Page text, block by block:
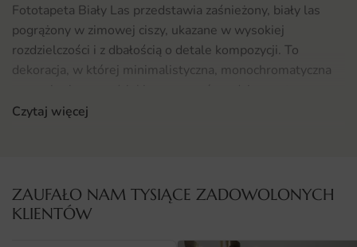
Fototapeta Biały Las przedstawia zaśnieżony, biały las
pogrążony w zimowej ciszy, ukazane w wysokiej
rozdzielczości i z dbałością o detale kompozycji. To
dekoracja, w której minimalistyczna, monochromatyczna
wyrazistości i przyciąga uwagę.
dodatkami, tekstyliami i oświetleniem, dopełniając
wybrany styl wnętrzarski.
Gdzie sprawdzi się fototapeta Biały Las
Czytaj więcej
ZAUFAŁO NAM TYSIĄCE ZADOWOLONYCH
KLIENTÓW